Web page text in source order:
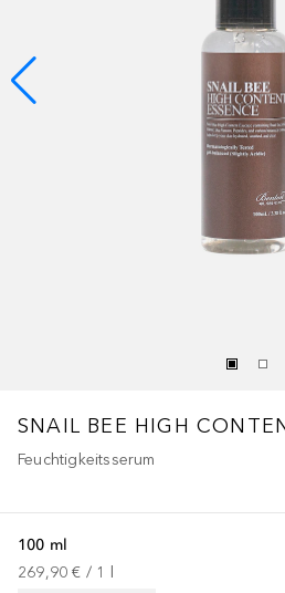
SNAIL BEE HIGH
Feuchtigkeitsserum
100 ml
269,90 € / 1